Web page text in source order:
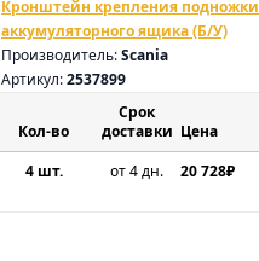
Кронштейн крепления подножки
аккумуляторного ящика (Б/У)
Производитель:Scania
Артикул:2537899
Срок
доставки Цена
4 шт. от 4 дн. 20 728₽